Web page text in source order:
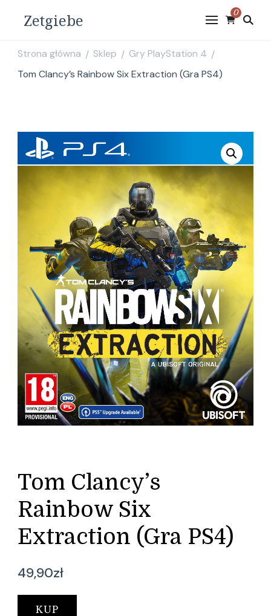
Zetgiebe 0
Strona główna / Sklep / Gry PlayStation 4 /
Tom Clancy’s Rainbow Six Extraction (Gra PS4)
Tom Clancy’s
Rainbow Six
Extraction (Gra PS4)
49,90zł
KUP